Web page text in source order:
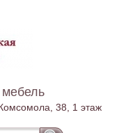
мебель
38, 1 этаж